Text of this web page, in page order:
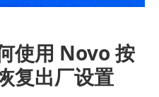
使用 Novo 按
复出厂设置